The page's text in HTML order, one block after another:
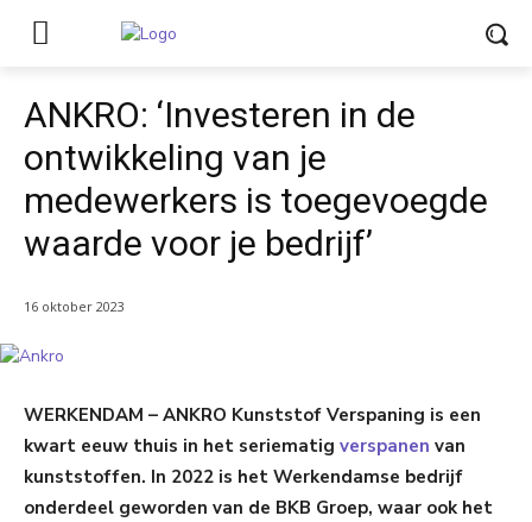
ANKRO: ‘Investeren in de
ontwikkeling van je
medewerkers is toegevoegde
waarde voor je bedrijf’
16 oktober 2023
WERKENDAM – ANKRO Kunststof Verspaning is een
kwart eeuw thuis in het seriematig verspanen van
kunststoffen. In 2022 is het Werkendamse bedrijf
onderdeel geworden van de BKB Groep, waar ook het